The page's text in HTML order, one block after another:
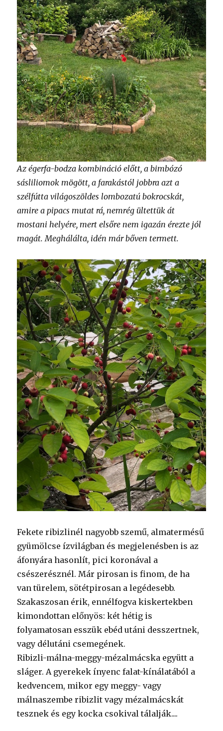
Az égerfa-bodza kombináció előtt, a bimbózó
sásliliomok mögött, a farakástól jobbra azt a
szélfútta világoszöldes lombozatú bokrocskát,
amire a pipacs mutat rá, nemrég ültettük át
mostani helyére, mert elsőre nem igazán érezte jól
magát. Meghálálta, idén már bőven termett.
Fekete ribizlinél nagyobb szemű, almatermésű
gyümölcse ízvilágban és megjelenésben is az
áfonyára hasonlít, pici koronával a
csészerésznél. Már pirosan is finom, de ha
van türelem, sötétpirosan a legédesebb.
Szakaszosan érik, ennélfogva kiskertekben
kimondottan előnyös: két hétig is
folyamatosan esszük ebéd utáni desszertnek,
vagy délutáni csemegének.
Ribizli-málna-meggy-mézalmácska együtt a
sláger. A gyerekek ínyenc falat-kínálatából a
kedvencem, mikor egy meggy- vagy
málnaszembe ribizlit vagy mézalmácskát
tesznek és egy kocka csokival tálalják....